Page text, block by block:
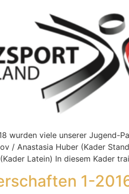
wurden viele unserer Jugend-
/ Anastasia Huber (Kader
Latein) In diesem Kader
1-